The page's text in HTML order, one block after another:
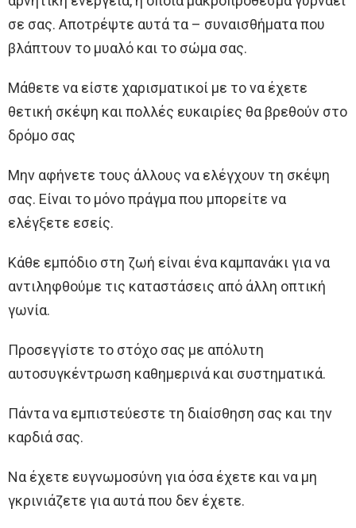
σε σας. Αποτρέψτε αυτά τα – συναισθήματα που
βλάπτουν το μυαλό και το σώμα σας.
Μάθετε να είστε χαρισματικοί με το να έχετε
θετική σκέψη και πολλές ευκαιρίες θα βρεθούν στο
δρόμο σας
Μην αφήνετε τους άλλους να ελέγχουν τη σκέψη
σας. Είναι το μόνο πράγμα που μπορείτε να
ελέγξετε εσείς.
Κάθε εμπόδιο στη ζωή είναι ένα καμπανάκι για να
αντιληφθούμε τις καταστάσεις από άλλη οπτική
γωνία.
Προσεγγίστε το στόχο σας με απόλυτη
αυτοσυγκέντρωση καθημερινά και συστηματικά.
Πάντα να εμπιστεύεστε τη διαίσθηση σας και την
καρδιά σας.
Να έχετε ευγνωμοσύνη για όσα έχετε και να μη
γκρινιάζετε για αυτά που δεν έχετε.